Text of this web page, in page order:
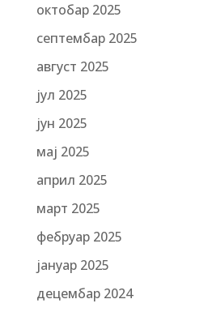
октобар 2025
септембар 2025
август 2025
јул 2025
јун 2025
мај 2025
април 2025
март 2025
фебруар 2025
јануар 2025
децембар 2024